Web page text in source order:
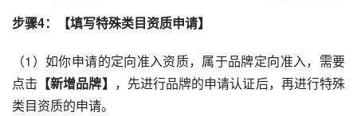
步骤4：【填写特殊类目资质申请】
（1）如你申请的定向准入资质，属于品牌定向准入，需要
点击 【新增品牌】 ，先进行品牌的申请认证后，再进行特殊
类目资质的申请。